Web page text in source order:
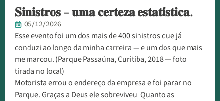
𝐒𝐢𝐧𝐢𝐬𝐭𝐫𝐨𝐬 – 𝐮𝐦𝐚 𝐜𝐞𝐫𝐭𝐞𝐳𝐚 𝐞𝐬𝐭𝐚𝐭𝐢́𝐬𝐭𝐢𝐜𝐚.
05/12/2026
Esse evento foi um dos mais de 400 sinistros que já
conduzi ao longo da minha carreira — e um dos que mais
me marcou. (Parque Passaúna, Curitiba, 2018 — foto
tirada no local)
Motorista errou o endereço da empresa e foi parar no
Parque. Graças a Deus ele sobreviveu. Quanto as